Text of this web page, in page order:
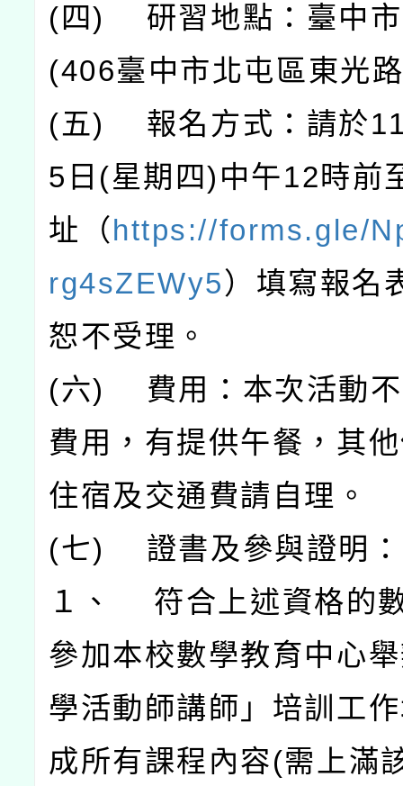
(四) 研習地點：臺中市
(406臺中市北屯區東光
(五) 報名方式：請於
5日(星期四)中午12時前
址（https://forms.gle/
rg4sZEWy5）填寫報名
恕不受理。
(六) 費用：本次活動不
費用，有提供午餐，其
住宿及交通費請自理。
(七) 證書及參與證明：
１、 符合上述資格的
參加本校數學教育中心
學活動師講師」培訓工
成所有課程內容(需上滿